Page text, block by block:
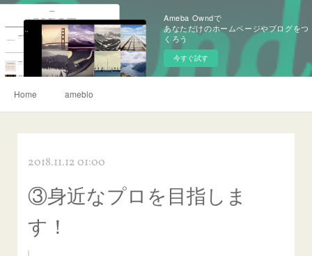
Ameba Owndで
あなただけのホームページやブログをつ
くろう
今すぐ試す
Home ameblo
2018.11.12 01:00
③身近なプロを目指しま
す！